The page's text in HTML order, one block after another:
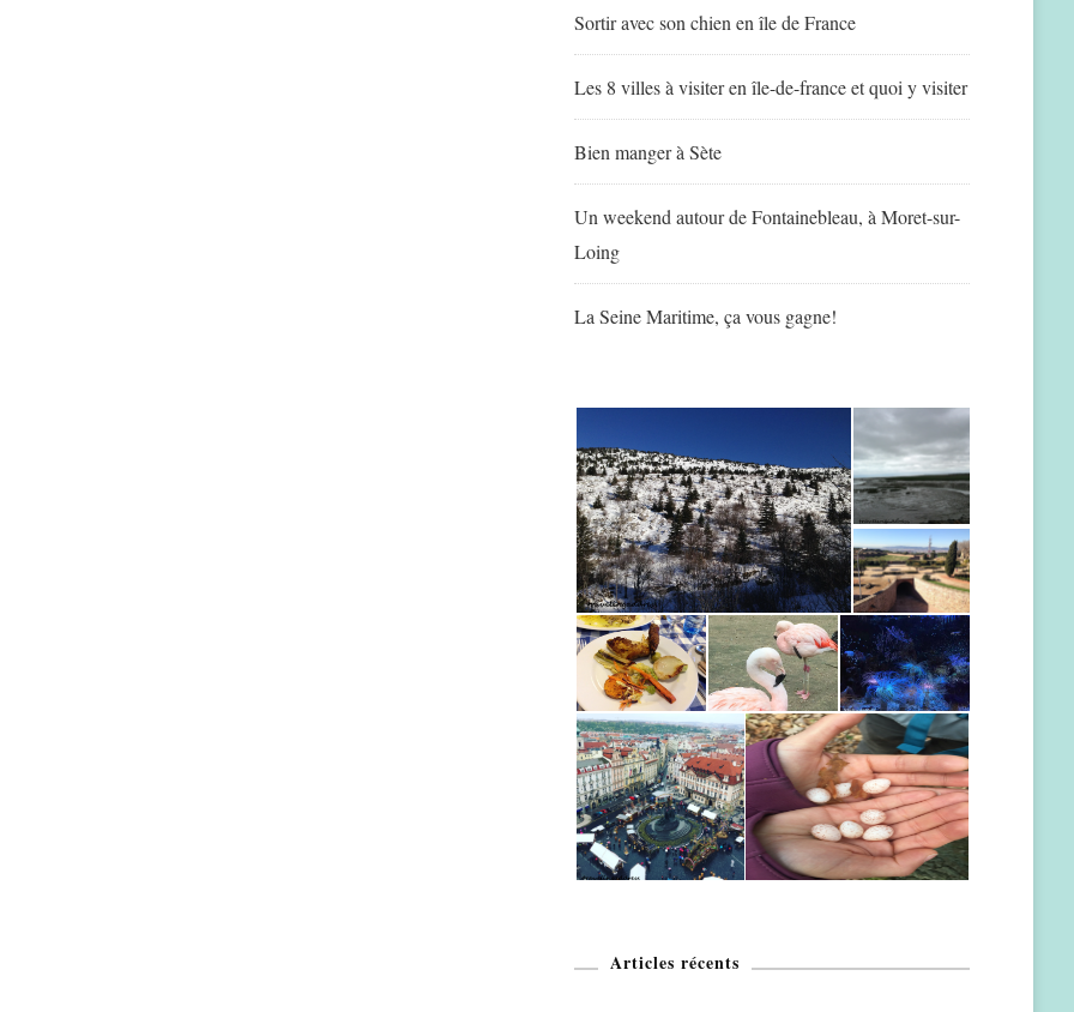
Sortir avec son chien en île de France
Les 8 villes à visiter en île-de-france et quoi y visiter
Bien manger à Sète
Un weekend autour de Fontainebleau, à Moret-sur-
Loing
La Seine Maritime, ça vous gagne!
Articles récents